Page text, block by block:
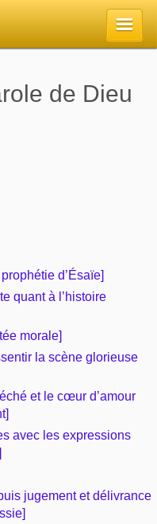
de Dieu
d’Ésaïe]
quant à l’histoire
morale]
la scène glorieuse
et le cœur d’amour
avec les expressions
jugement et délivrance